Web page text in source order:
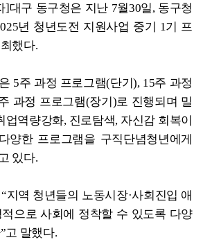
]대구 동구청은 지난 7월30일, 동구청
년 청년도전 지원사업 중기 1기 프
했다.
5주 과정 프로그램(단기), 15주 과정
과정 프로그램(장기)로 진행되며 밀
업역량강화, 진로탐색, 자신감 회복이
양한 프로그램을 구직단념청년에게
있다.
지역 청년들의 노동시장·사회진입 애
으로 사회에 정착할 수 있도록 다양
고 말했다.